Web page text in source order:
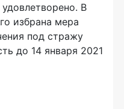
В
избрана мера
под стражу
до 14 января 2021